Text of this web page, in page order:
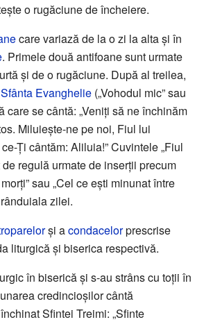
o rugăciune de încheiere.
care variază de la o zi la alta și în
. Primele două antifoane sunt urmate
și de o rugăciune. După al treilea,
Evanghelie („Vohodul mic” sau
care se cântă: „Veniți să ne închinăm
Miluiește-ne pe noi, Fiul lui
Ți cântăm: Aliluia!” Cuvintele „Fiul
regulă urmate de inserții precum
sau „Cel ce ești minunat între
zilei.
și acondacelorprescrise
liturgică și biserica respectivă.
în biserică și s-au strâns cu toții în
credincioșilor cântă
Sfintei Treimi: „Sfinte